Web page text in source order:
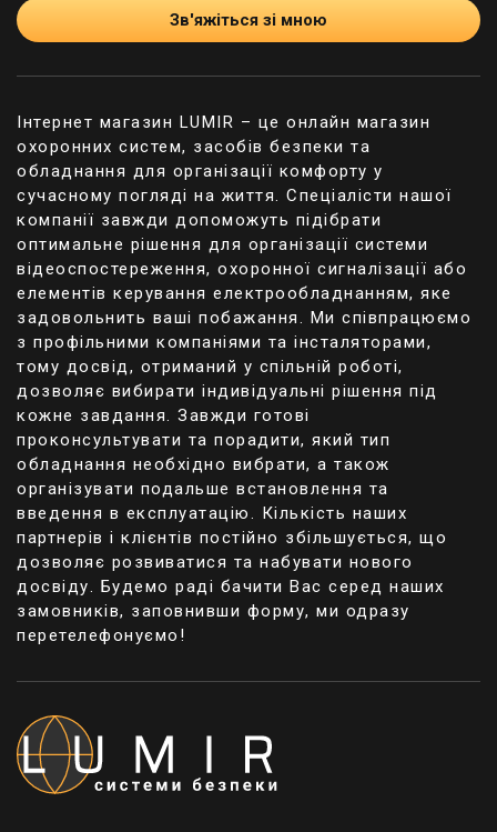
факторами. У цьому плані варто виділити основні
критерії класифікації:
За місцем монтажу пристрою: внутрішні та
За способом методу сигналу приладу:
провідні та бездротові.
За типом сигналу, що видається: постійні та
періодичні.
Вибір потрібно здійснювати на підставі умов
використання сирен та оповіщувачів. Різниця між
внутрішніми та зовнішніми моделями полягає
переважно у рівні їх захисту. Вуличні прилади, як
правило, набагато надійніші. Вони мають
стійкість до високої температури, потрапляння на
корпус атмосферних опадів, деяких механічних
ушкоджень тощо.
Які вибрати: дротові чи бездротові?
Серед основних особливостей провідних систем
оповіщення як сирен варто виділити необхідність
прокладання кабелів. Це вимагає відповідного
часу та навичок. До того ж, якщо ви хочете
приховати їх, доведеться думати про ремонт або
коробів.
Звук провідних систем оповіщення може
досягати 110 дБ. Допускається встановлення
сирен як на вулиці, так і всередині приміщень.
Зв'яжіться зі мною
Інтернет магазин LUMIR – це онлайн магазин
охоронних систем, засобів безпеки та
обладнання для організації комфорту у
сучасному погляді на життя. Спеціалісти нашої
компанії завжди допоможуть підібрати
оптимальне рішення для організації системи
відеоспостереження, охоронної сигналізації або
елементів керування електрообладнанням, яке
задовольнить ваші побажання. Ми співпрацюємо
з профільними компаніями та інсталяторами,
тому досвід, отриманий у спільній роботі,
дозволяє вибирати індивідуальні рішення під
кожне завдання. Завжди готові
проконсультувати та порадити, який тип
обладнання необхідно вибрати, а також
організувати подальше встановлення та
введення в експлуатацію. Кількість наших
партнерів і клієнтів постійно збільшується, що
дозволяє розвиватися та набувати нового
досвіду. Будемо раді бачити Вас серед наших
замовників, заповнивши форму, ми одразу
перетелефонуємо!